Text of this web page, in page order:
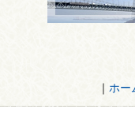
｜ ホー